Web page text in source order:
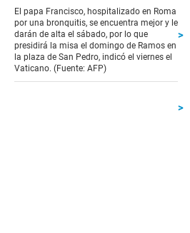
of
1
minute,
10
seconds
El papa Francisco, hospitalizado en Roma
por una bronquitis, se encuentra mejor y le
darán de alta el sábado, por lo que
presidirá la misa el domingo de Ramos en
la plaza de San Pedro, indicó el viernes el
Vaticano. (Fuente: AFP)